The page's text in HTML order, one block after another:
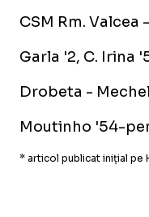
CSM Rm.
Garla '2, C. Irina
Drobeta -
Moutinho '54-
* articol publicat inițial pe